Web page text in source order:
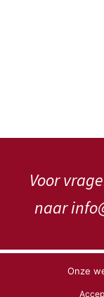
Voor
naar
Copyright WalVis
Onze